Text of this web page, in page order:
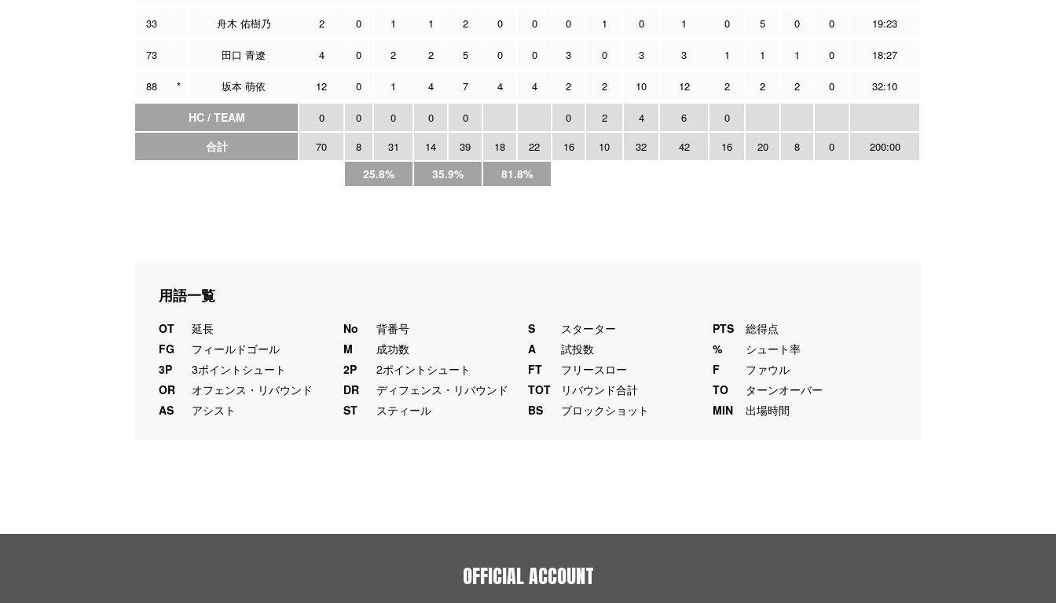
33 舟木 佑樹乃 2 0 1 1 2 0 0 0 1 0 1 0 5 0 0 19:23
73 田口 青遼 4 0 2 2 5 0 0 3 0 3 3 1 1 1 0 18:27
88 * 坂本 萌依 12 0 1 4 7 4 4 2 2 10 12 2 2 2 0 32:10
HC / TEAM 0 0 0 0 0 0 2 4 6 0
合計 70 8 31 14 39 18 22 16 10 32 42 16 20 8 0 200:00
25.8% 35.9% 81.8%
用語一覧
OT 延長 No 背番号 S スターター PTS
総得点
FG
フィールドゴール M 成功数 A 試投数 %
シュート率
3P
3ポイントシュート 2P 2ポイントシュート FT フリースロー F
ファウル
OR
オフェンス・リバウンド DR ディフェンス・リバウンド TOT リバウンド合計 TO
ターンオーバー
AS
アシスト ST スティール BS ブロックショット MIN 出場時間
OFFICIAL ACCOUNT